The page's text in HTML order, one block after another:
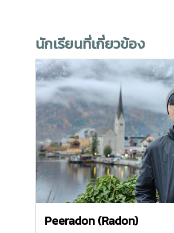
นักเรียนที่เกี่ยวข้อง
Peeradon (Radon)